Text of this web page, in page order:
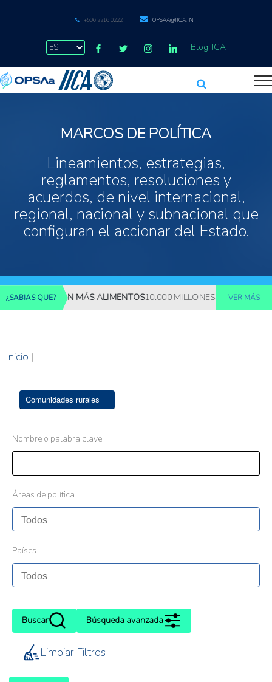
+506 2216 0222 OPSAA@IICA.INT
Blog IICA
MARCOS DE POLÍTICA
Lineamientos, estrategias,
reglamentos, resoluciones y
acuerdos, de nivel internacional,
regional, nacional y subnacional que
configuran el accionar del Estado.
¿SABIAS QUE?MÁS ALIMENTOS10.000 MILLONES DE PERSONAS
VER MÁS
Inicio |
Comunidades rurales
Nombre o palabra clave
Áreas de política
Países
Buscar Búsqueda avanzada
Limpiar Filtros